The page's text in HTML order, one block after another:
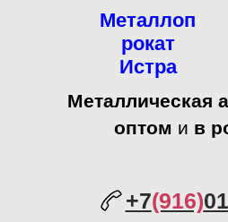
Металлоп
рокат
Истра
Металлическая
оптом и в
+7(916)